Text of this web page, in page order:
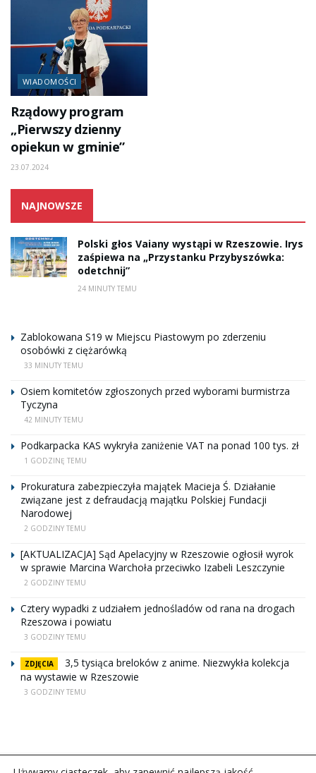
WIADOMOŚCI
Rządowy program
„Pierwszy dzienny
opiekun w gminie”
23.07.2024
NAJNOWSZE
Polski głos Vaiany wystąpi w Rzeszowie. Irys
zaśpiewa na „Przystanku Przybyszówka:
odetchnij”
24 MINUTY TEMU
Zablokowana S19 w Miejscu Piastowym po zderzeniu
osobówki z ciężarówką
33 MINUTY TEMU
Osiem komitetów zgłoszonych przed wyborami burmistrza
Tyczyna
42 MINUTY TEMU
Podkarpacka KAS wykryła zaniżenie VAT na ponad 100 tys. zł
1 GODZINĘ TEMU
Prokuratura zabezpieczyła majątek Macieja Ś. Działanie
związane jest z defraudacją majątku Polskiej Fundacji
Narodowej
2 GODZINY TEMU
[AKTUALIZACJA] Sąd Apelacyjny w Rzeszowie ogłosił wyrok
w sprawie Marcina Warchoła przeciwko Izabeli Leszczynie
2 GODZINY TEMU
Cztery wypadki z udziałem jednośladów od rana na drogach
Rzeszowa i powiatu
3 GODZINY TEMU
ZDJĘCIA
3,5 tysiąca breloków z anime. Niezwykła kolekcja
na wystawie w Rzeszowie
3 GODZINY TEMU